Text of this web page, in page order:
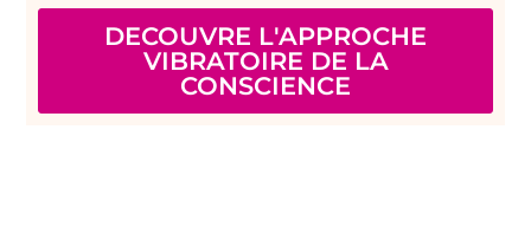
DECOUVRE L'APPROCHE
VIBRATOIRE DE LA
CONSCIENCE